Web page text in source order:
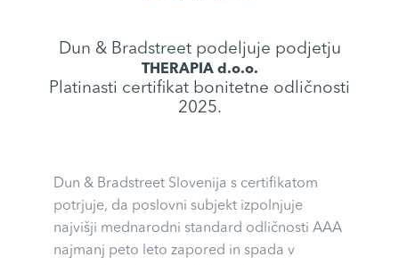
Dun & Bradstreet podeljuje podjetju
THERAPIA d.o.o.
Platinasti certifikat bonitetne odličnosti
2025.
Dun & Bradstreet Slovenija s certifikatom
potrjuje, da poslovni subjekt izpolnjuje
najvišji mednarodni standard odličnosti AAA
najmanj peto leto zapored in spada v